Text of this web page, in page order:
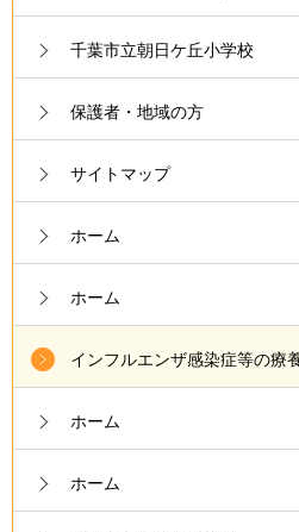
千葉市立朝日ケ丘小学校
保護者・地域の方
サイトマップ
ホーム
ホーム
インフルエンザ感染症等の療
ホーム
ホーム